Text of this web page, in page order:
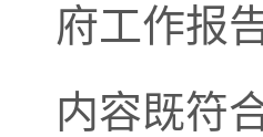
府工作报
内容既符